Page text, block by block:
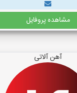
مشاهده پروفایل
آهن آلاتی